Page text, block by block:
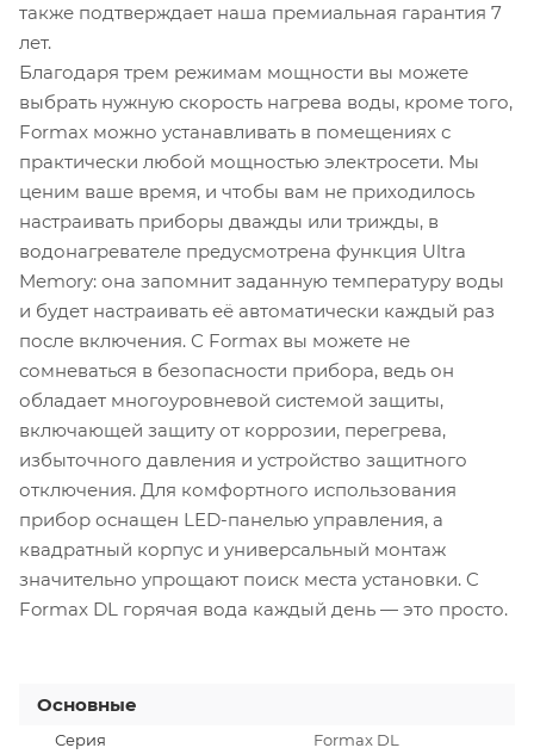
также подтверждает наша премиальная гарантия 7
лет.
Благодаря трем режимам мощности вы можете
выбрать нужную скорость нагрева воды, кроме того,
Formax можно устанавливать в помещениях с
практически любой мощностью электросети. Мы
ценим ваше время, и чтобы вам не приходилось
настраивать приборы дважды или трижды, в
водонагревателе предусмотрена функция Ultra
Memory: она запомнит заданную температуру воды
и будет настраивать её автоматически каждый раз
после включения. С Formax вы можете не
сомневаться в безопасности прибора, ведь он
обладает многоуровневой системой защиты,
включающей защиту от коррозии, перегрева,
избыточного давления и устройство защитного
отключения. Для комфортного использования
прибор оснащен LED-панелью управления, а
квадратный корпус и универсальный монтаж
значительно упрощают поиск места установки. C
Formax DL горячая вода каждый день — это просто.
Основные
Серия
Formax DL